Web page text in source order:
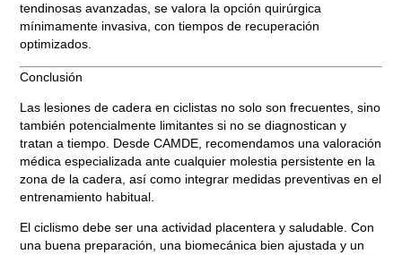
tendinosas avanzadas, se valora la opción quirúrgica
mínimamente invasiva, con tiempos de recuperación
optimizados.
Conclusión
Las lesiones de cadera en ciclistas no solo son frecuentes, sino
también potencialmente limitantes si no se diagnostican y
tratan a tiempo. DesdeCAMDE , recomendamos una valoración
médica especializada ante cualquier molestia persistente en la
zona de la cadera, así como integrar medidas preventivas en el
entrenamiento habitual.
El ciclismo debe ser una actividad placentera y saludable. Con
una buena preparación, una biomecánica bien ajustada y un